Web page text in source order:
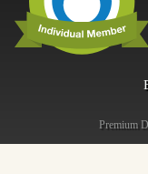
Premium